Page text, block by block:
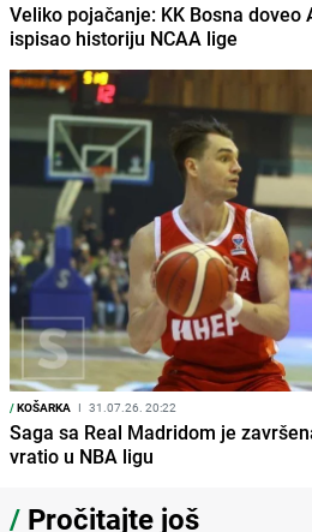
Veliko pojačanje: KK Bosna doveo
ispisao historiju NCAA lige
/KOŠARKA I 31.07.26. 20:22
Saga sa Real Madridom je
vratio u NBA ligu
/ Pročitajte još